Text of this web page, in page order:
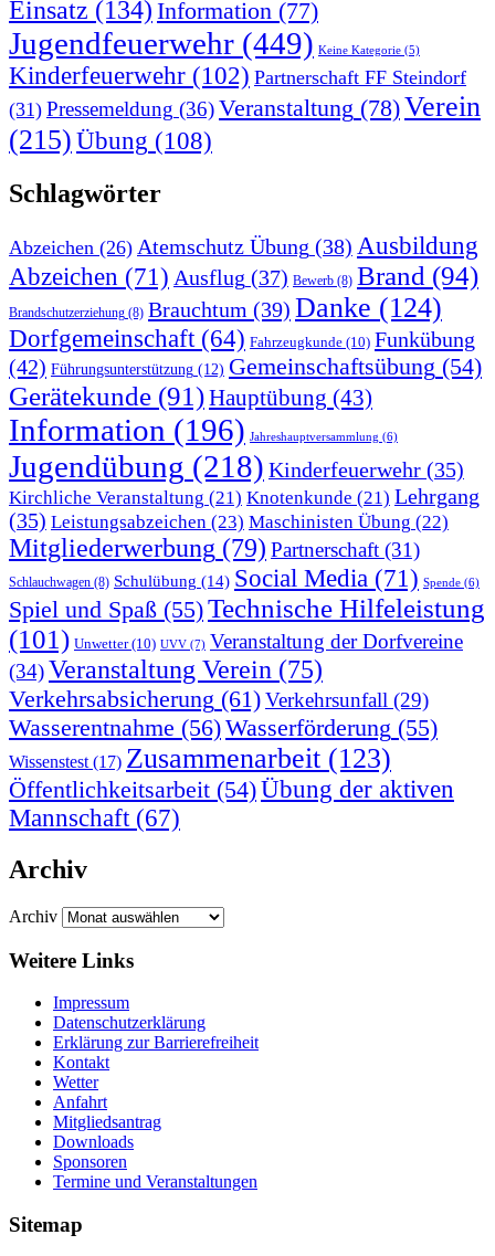
Einsatz (134) Information (77)
Jugendfeuerwehr (449) Keine Kategorie (5)
Kinderfeuerwehr (102) Partnerschaft FF Steindorf
(31) Pressemeldung (36)Veranstaltung (78)Verein
(215)Übung (108)
Schlagwörter
Abzeichen (26) Atemschutz Übung (38) Ausbildung
Abzeichen (71) Ausflug (37) Bewerb (8) Brand (94)
Brandschutzerziehung (8) Brauchtum (39) Danke (124)
Dorfgemeinschaft(64) Fahrzeugkunde (10) Funkübung
(42) Führungsunterstützung (12) Gemeinschaftsübung (54)
Gerätekunde (91)Hauptübung (43)
Information (196) Jahreshauptversammlung (6)
Jugendübung (218) Kinderfeuerwehr (35)
Kirchliche Veranstaltung (21) Knotenkunde (21) Lehrgang
(35) Leistungsabzeichen (23) Maschinisten Übung (22)
Mitgliederwerbung (79) Partnerschaft (31)
Schlauchwagen (8) Schulübung (14) Social Media (71) Spende (6)
Spiel und Spaß (55)Technische Hilfeleistung
(101) Unwetter(10) UVV (7) Veranstaltung der Dorfvereine
(34)Veranstaltung Verein (75)
Verkehrsabsicherung (61)Verkehrsunfall (29)
Wasserentnahme (56)Wasserförderung (55)
Wissenstest (17) Zusammenarbeit (123)
Öffentlichkeitsarbeit (54)Übung der aktiven
Mannschaft(67)
Archiv
Archiv
Weitere Links
Impressum
Datenschutzerklärung
Erklärung zur Barriere­frei­heit
Kontakt
Wetter
Anfahrt
Mitgliedsantrag
Downloads
Sponsoren
Termine und Veranstaltungen
Sitemap